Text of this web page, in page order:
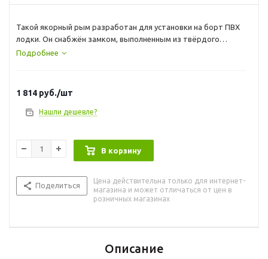
Такой якорный рым разработан для установки на борт ПВХ
лодки. Он снабжён замком, выполненным из твёрдого
пластика с V-образным профилем, который позволяет
«высвободится» из замка якорного рыма. Цвет: серый леер
8-12мм
Подробнее
1 814 руб./шт
Нашли дешевле?
В корзину
Поделиться
Цена действительна только для интернет-
магазина и может отличаться от цен в
розничных магазинах
Описание